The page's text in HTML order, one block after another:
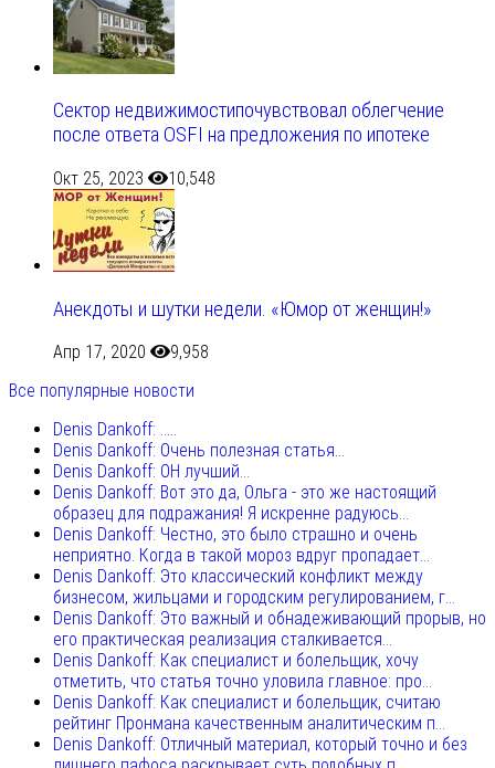
Сектор недвижимостипочувствовал облегчение
после ответа OSFI на предложения по ипотеке
Окт 25, 2023 10,548
Анекдоты и шутки недели. «Юмор от женщин!»
Апр 17, 2020
9,958
Все популярные новости
Denis Dankoff: .....
Denis Dankoff: Очень полезная статья...
Denis Dankoff: ОН лучший...
Denis Dankoff: Вот это да, Ольга - это же настоящий
образец для подражания! Я искренне радуюсь...
Denis Dankoff: Честно, это было страшно и очень
неприятно. Когда в такой мороз вдруг пропадает...
Denis Dankoff: Это классический конфликт между
бизнесом, жильцами и городским регулированием, г...
Denis Dankoff: Это важный и обнадеживающий прорыв, но
его практическая реализация сталкивается...
Denis Dankoff: Как специалист и болельщик, хочу
отметить, что статья точно уловила главное: про...
Denis Dankoff: Как специалист и болельщик, считаю
рейтинг Пронмана качественным аналитическим п...
Denis Dankoff: Отличный материал, который точно и без